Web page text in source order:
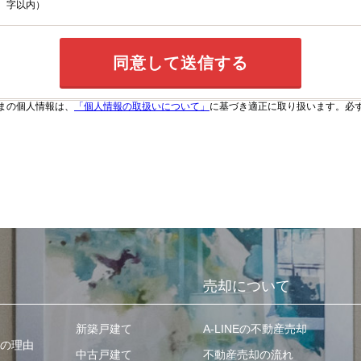
字以内）
個人情報は、 「個人情報の取扱いについて」 に基づき適正に取り扱います。必
理由
新築戸建て
中古戸建て
売却について
A-LINEの不動産売却
不動産売却の流れ